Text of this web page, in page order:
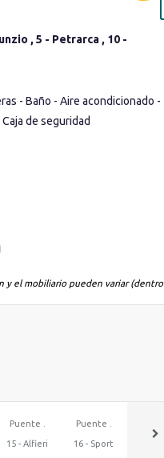
, 5 - Petrarca , 10 -
- Baño - Aire acondicionado -
de seguridad
y el mobiliario pueden variar (dentro
Puente .
15 - Alfieri
Puente .
16 - Sport